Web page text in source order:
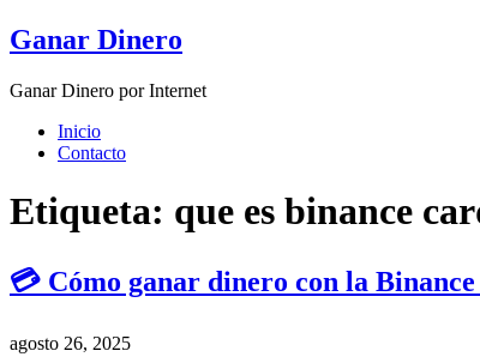
Skip
to
Ganar Dinero
Ganar Dinero por Internet
Inicio
Contacto
Etiqueta: que es binance
💳 Cómo ganar dinero con la
agosto 26, 2025